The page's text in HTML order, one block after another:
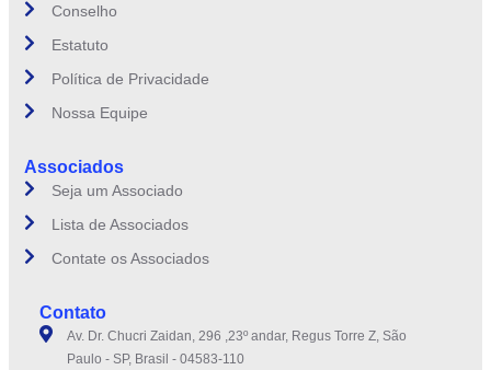
Conselho
Estatuto
Política de Privacidade
Nossa Equipe
Associados
Seja um Associado
Lista de Associados
Contate os Associados
Contato
Av. Dr. Chucri Zaidan, 296 ,23º andar, Regus Torre Z, São
Paulo - SP, Brasil - 04583-110